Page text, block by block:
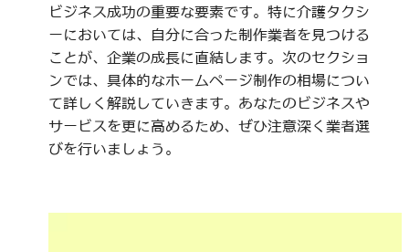
ビジネス成功の重要な要素です。特に介護タクシ
ーにおいては、自分に合った制作業者を見つける
ことが、企業の成長に直結します。次のセクショ
ンでは、具体的なホームページ制作の相場につい
て詳しく解説していきます。あなたのビジネスや
サービスを更に高めるため、ぜひ注意深く業者選
びを行いましょう。